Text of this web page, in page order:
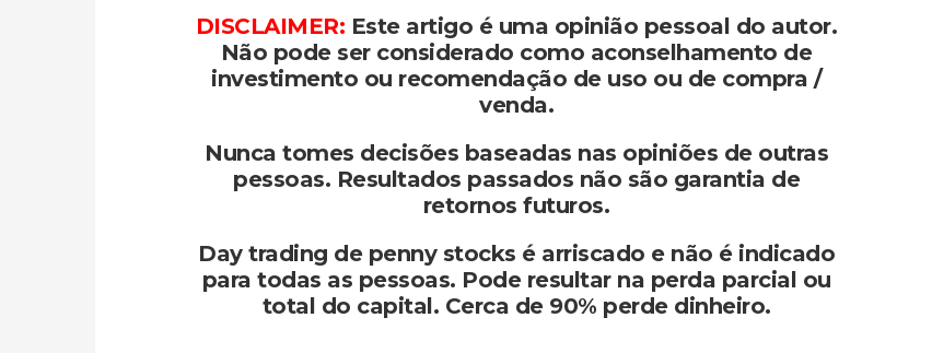
DISCLAIMER: Este artigo é uma opinião pessoal do autor.
Não pode ser considerado como aconselhamento de
investimento ou recomendação de uso ou de compra /
venda.
Nunca tomes decisões baseadas nas opiniões de outras
pessoas. Resultados passados não são garantia de
retornos futuros.
Day trading de penny stocks é arriscado e não é indicado
para todas as pessoas. Pode resultar na perda parcial ou
total do capital. Cerca de 90% perde dinheiro.